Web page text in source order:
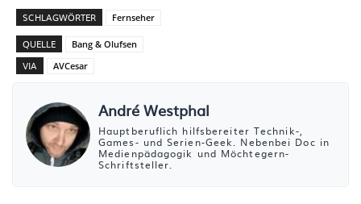
SCHLAGWÖRTER Fernseher
QUELLE Bang & Olufsen
VIA AVCesar
André Westphal
Hauptberuflich hilfsbereiter Technik-,
Games- und Serien-Geek. Nebenbei Doc in
Medienpädagogik und Möchtegern-
Schriftsteller.